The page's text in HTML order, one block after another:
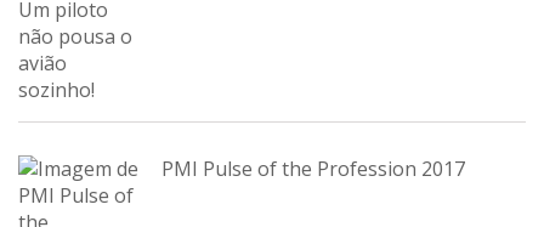
PMI Pulse of the Profession 2017